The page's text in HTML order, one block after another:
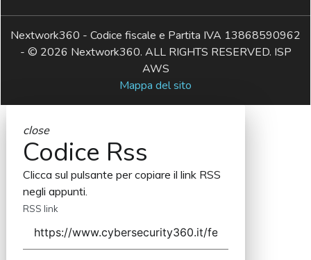
Nextwork360 - Codice fiscale e Partita IVA 13868590962
- © 2026 Nextwork360. ALL RIGHTS RESERVED. ISP
AWS
Mappa del sito
close
Codice Rss
Clicca sul pulsante per copiare il link RSS
negli appunti.
RSS link